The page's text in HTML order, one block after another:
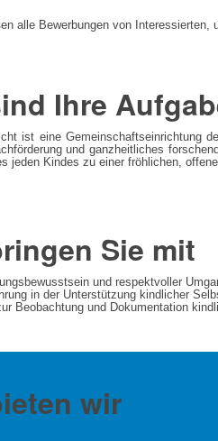
alle Bewerbungen von
Ihre
ist eine Gemeinschaftseinrichtung
und ganzheitliches
jeden Kindes zu einer fröhlichen,
Sie mit
und respektvoller
in der Unterstützung kindlicher
Beobachtung und Dokumentation
wir